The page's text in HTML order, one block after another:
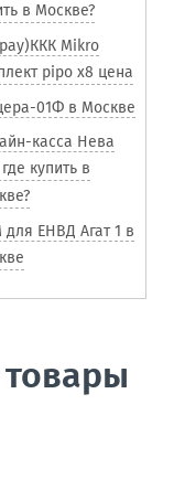
в Москве?
Mikro
pipo x8 цена
01Ф в Москве
касса Нева
купить в
ЕНВД Агат 1 в